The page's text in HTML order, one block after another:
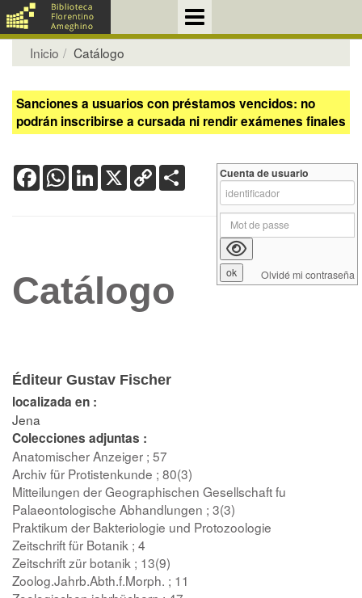
Inicio Catálogo
Sanciones a usuarios con préstamos vencidos: no
podrán inscribirse a cursada ni rendir exámenes finales
FacebookWhatsApp
LinkedIn
X Copy
Link
Catálogo
Éditeur Gustav Fischer
localizada en :
Jena
Colecciones adjuntas :
Anatomischer Anzeiger ; 57
Archiv für Protistenkunde ; 80(3)
Mitteilungen der Geographischen Gesellschaft fu
Palaeontologische Abhandlungen ; 3(3)
Praktikum der Bakteriologie und Protozoologie
Zeitschrift für Botanik ; 4
Zeitschrift zür botanik ; 13(9)
Zoolog.Jahrb.Abth.f.Morph. ; 11
Cuenta de usuario
Olvidé mi contraseña